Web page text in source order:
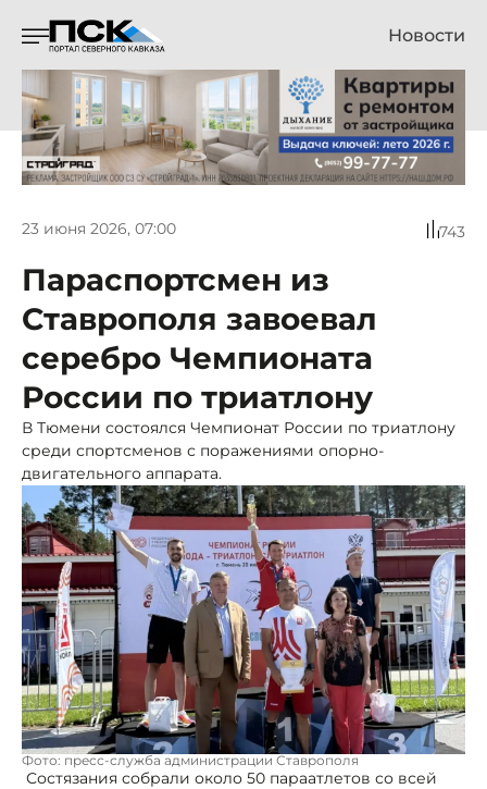
Новости
23 июня 2026, 07:00 743
Параспортсмен из
Ставрополя завоевал
серебро Чемпионата
России по триатлону
В Тюмени состоялся Чемпионат России по триатлону
среди спортсменов с поражениями опорно-
двигательного аппарата.
Фото: пресс-служба администрации Ставрополя
Состязания собрали около 50 параатлетов со всей